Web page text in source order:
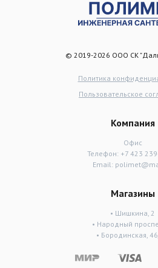
© 2019-2026 ООО СК
Политика
Пользовательское
Компания
Офис
Телефон: +7 423
Email:
Магазины
• Шишкина, 2
• Народный
• Бородинская,